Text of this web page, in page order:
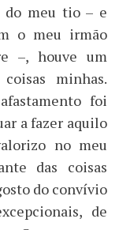
do meu tio – e
o meu irmão
–, houve um
minhas.
foi
a fazer aquilo
no meu
das coisas
do convívio
de